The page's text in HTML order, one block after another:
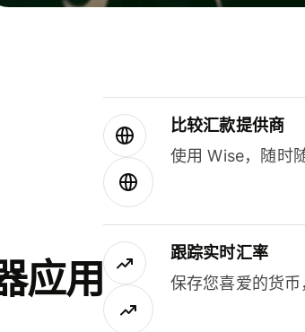
应用
比较汇款提供商
使用 Wise，随时
跟踪实时汇率
保存您喜爱的货币